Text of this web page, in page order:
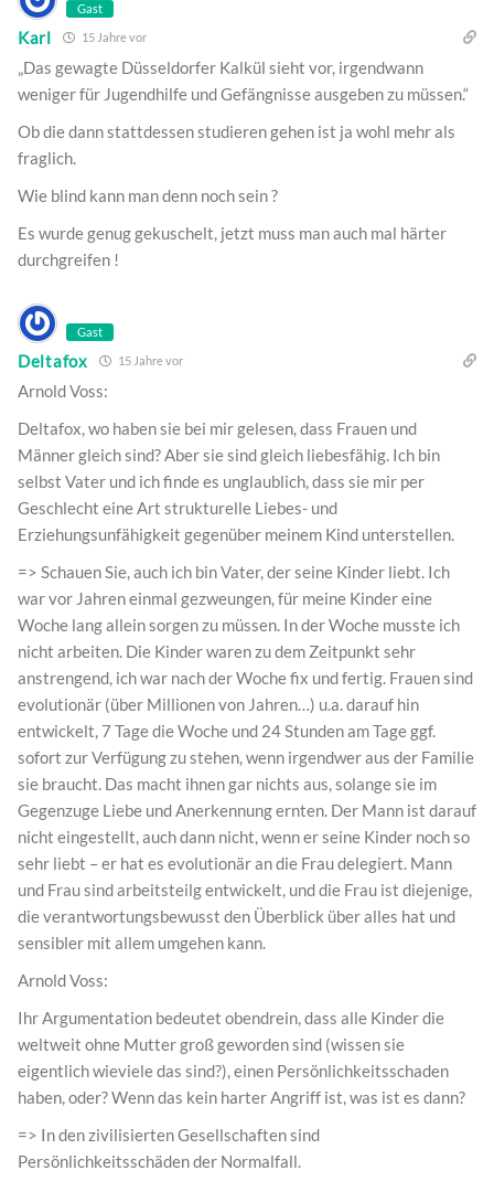
Gast
Karl 15 Jahre vor
„Das gewagte Düsseldorfer Kalkül sieht vor, irgendwann
weniger für Jugendhilfe und Gefängnisse ausgeben zu müssen.“
Ob die dann stattdessen studieren gehen ist ja wohl mehr als
fraglich.
Wie blind kann man denn noch sein ?
Es wurde genug gekuschelt, jetzt muss man auch mal härter
durchgreifen !
Gast
Deltafox 15 Jahre vor
Arnold Voss:
Deltafox, wo haben sie bei mir gelesen, dass Frauen und
Männer gleich sind? Aber sie sind gleich liebesfähig. Ich bin
selbst Vater und ich finde es unglaublich, dass sie mir per
Geschlecht eine Art strukturelle Liebes- und
Erziehungsunfähigkeit gegenüber meinem Kind unterstellen.
=> Schauen Sie, auch ich bin Vater, der seine Kinder liebt. Ich
war vor Jahren einmal gezweungen, für meine Kinder eine
Woche lang allein sorgen zu müssen. In der Woche musste ich
nicht arbeiten. Die Kinder waren zu dem Zeitpunkt sehr
anstrengend, ich war nach der Woche fix und fertig. Frauen sind
evolutionär (über Millionen von Jahren…) u.a. darauf hin
entwickelt, 7 Tage die Woche und 24 Stunden am Tage ggf.
sofort zur Verfügung zu stehen, wenn irgendwer aus der Familie
sie braucht. Das macht ihnen gar nichts aus, solange sie im
Gegenzuge Liebe und Anerkennung ernten. Der Mann ist darauf
nicht eingestellt, auch dann nicht, wenn er seine Kinder noch so
sehr liebt – er hat es evolutionär an die Frau delegiert. Mann
und Frau sind arbeitsteilg entwickelt, und die Frau ist diejenige,
die verantwortungsbewusst den Überblick über alles hat und
sensibler mit allem umgehen kann.
Arnold Voss:
Ihr Argumentation bedeutet obendrein, dass alle Kinder die
weltweit ohne Mutter groß geworden sind (wissen sie
eigentlich wieviele das sind?), einen Persönlichkeitsschaden
haben, oder? Wenn das kein harter Angriff ist, was ist es dann?
=> In den zivilisierten Gesellschaften sind
Persönlichkeitsschäden der Normalfall.